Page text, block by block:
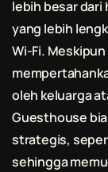
lebih besar
yang lebih
Wi-Fi.
oleh keluarga
Guesthouse
strategis,
sehingga